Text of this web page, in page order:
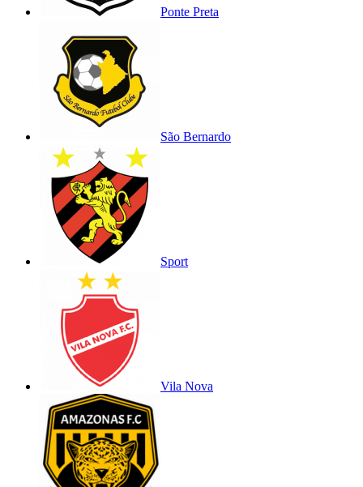
Ponte Preta
São Bernardo
Sport
Vila Nova